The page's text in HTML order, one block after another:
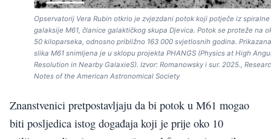
Opservatorij Vera Rubin otkrio je zvjezdani potok koji potječe iz spiralne
galaksije M61, članice galaktičkog skupa Djevica. Potok se proteže na
50 kiloparseka, odnosno približno 163 000 svjetlosnih godina. Prikazana
slika M61 snimljena je u sklopu projekta PHANGS (Physics at High
Resolution in Nearby GalaxieS). Izvor: Romanowsky i sur. 2025.,
Notes of the American Astronomical Society
Znanstvenici pretpostavljaju da bi potok u M61 mogao
biti posljedica istog događaja koji je prije oko 10